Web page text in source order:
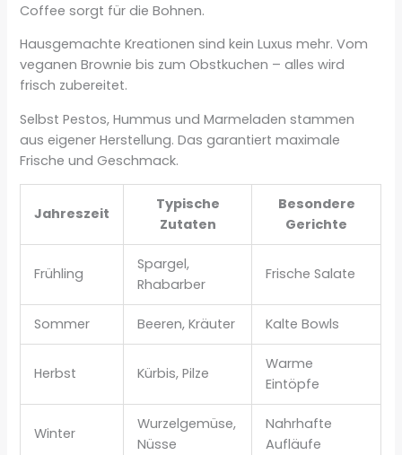
Coffee sorgt für die Bohnen.
Hausgemachte Kreationen sind kein Luxus mehr. Vom
veganen Brownie bis zum Obstkuchen – alles wird
frisch zubereitet.
Selbst Pestos, Hummus und Marmeladen stammen
aus eigener Herstellung. Das garantiert maximale
Frische und Geschmack.
Jahreszeit
Typische
Zutaten
Besondere
Gerichte
Frühling
Spargel,
Rhabarber
Frische Salate
Sommer Beeren, Kräuter Kalte Bowls
Herbst Kürbis, Pilze
Warme
Eintöpfe
Winter
Wurzelgemüse,
Nüsse
Nahrhafte
Aufläufe